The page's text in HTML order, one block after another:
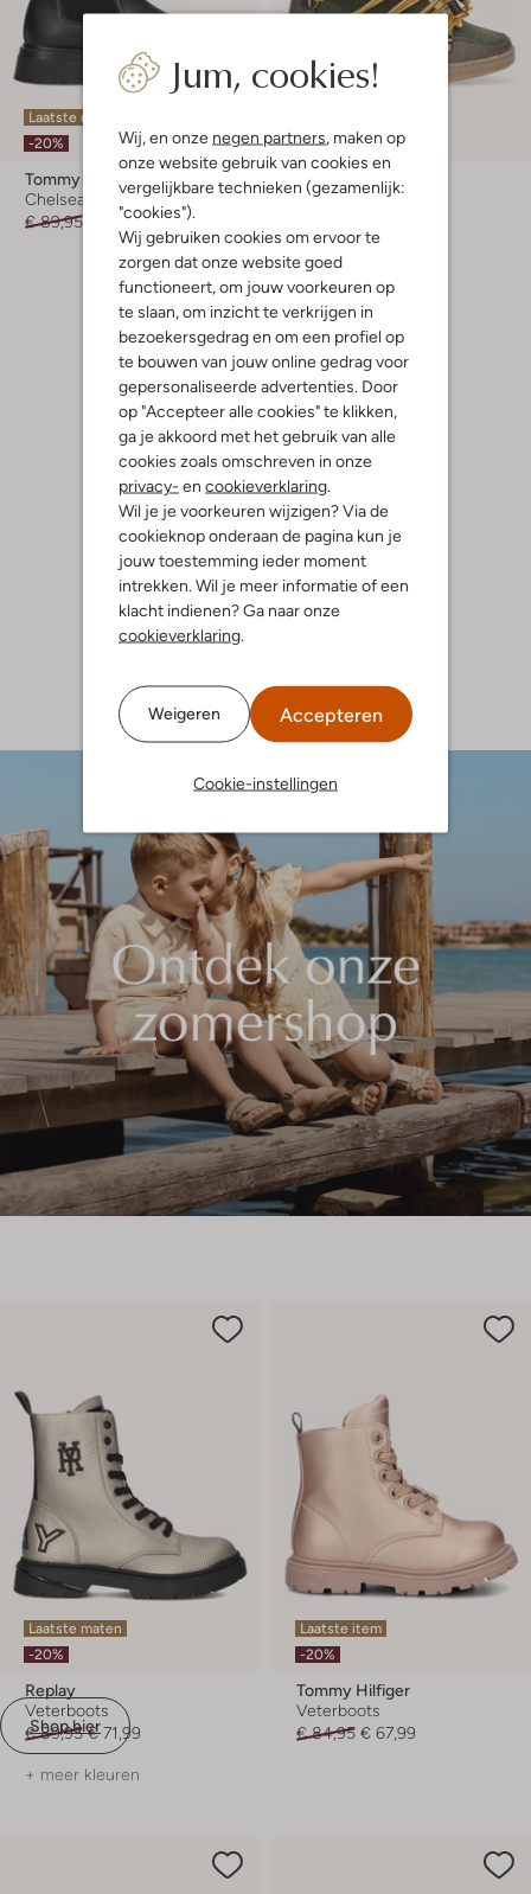
Jum, cookies!
Wij, en onze negen partners , maken op
onze website gebruik van cookies en
vergelijkbare technieken (gezamenlijk:
"cookies").
Wij gebruiken cookies om ervoor te
zorgen dat onze website goed
functioneert, om jouw voorkeuren op
te slaan, om inzicht te verkrijgen in
bezoekersgedrag en om een profiel op
te bouwen van jouw online gedrag voor
gepersonaliseerde advertenties. Door
op "Accepteer alle cookies" te klikken,
ga je akkoord met het gebruik van alle
cookies zoals omschreven in onze
privacy- en cookieverklaring
Wil je je voorkeuren wijzigen? Via de
cookieknop onderaan de pagina kun je
jouw toestemming ieder moment
intrekken. Wil je meer informatie of een
klacht indienen? Ga naar onze
cookieverklaring
Weigeren Accepteren
Cookie-instellingen
Laatste maten
-20%
Tommy Hilfiger
Chelsea boots
€ 89,95
€ 71,99
-50%
Bear & Mees
Veterboots
+ meer kleuren
Shop hier
Laatste maten
-20%
Replay
Veterboots
€ 89,95 € 71,99
+ meer kleuren
Laatste item
-20%
Tommy Hilfiger
Veterboots
€ 84,95 € 67,99